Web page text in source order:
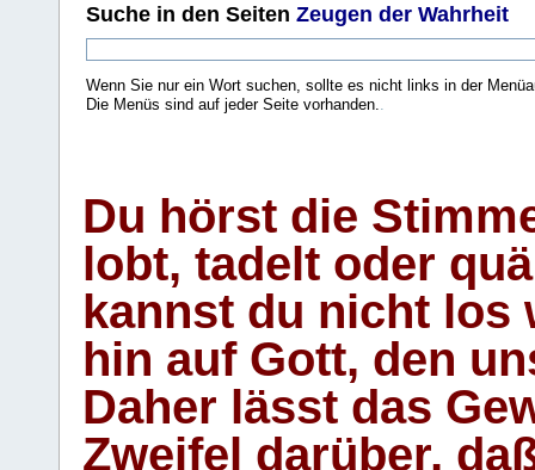
Suche in den Seiten Zeugen der Wahrheit
Wenn Sie nur ein Wort suchen, sollte es nicht links in der
Die Menüs sind auf jeder Seite vorhanden..
Du hörst die
lobt, tadelt oder
kannst du nicht los
hin auf Gott, den
Daher lässt das
Zweifel darüber,